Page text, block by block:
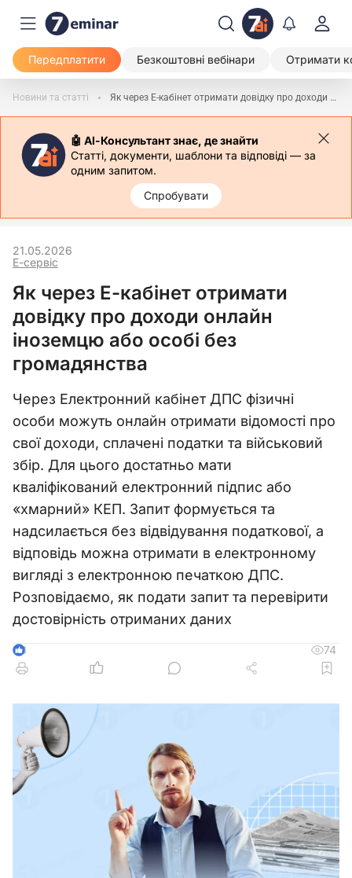
Передплатити Безкоштовні вебінари Отримати
Новини та статті Як через Е-кабінет отримати довідку про доходи онлайн іноземцю або особі без громадянства
🤖 АІ-Консультант знає, де знайти
Статті, документи, шаблони та відповіді — за
одним запитом.
Спробувати
Е-сервіс
21.05.2026
Як через Е-кабінет отримати
довідку про доходи онлайн
іноземцю або особі без
громадянства
Через Електронний кабінет ДПС фізичні
особи можуть онлайн отримати відомості про
свої доходи, сплачені податки та військовий
збір. Для цього достатньо мати
кваліфікований електронний підпис або
«хмарний» КЕП. Запит формується та
надсилається без відвідування податкової, а
відповідь можна отримати в електронному
вигляді з електронною печаткою ДПС.
Розповідаємо, як подати запит та перевірити
достовірність отриманих даних
3 74